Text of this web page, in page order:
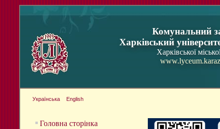
Комунальний
Харківський
Харківської
Українська English
Головна сторінка